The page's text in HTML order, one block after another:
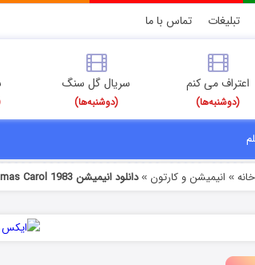
تبلیغات تماس با ما
اعتراف می کنم
(دوشنبه‌ها)
سریال گل سنگ
(دوشنبه‌ها)
خانه» انیمیشن و کارتون »دانلود انیمیشن Mickey’s Christmas Carol 1983